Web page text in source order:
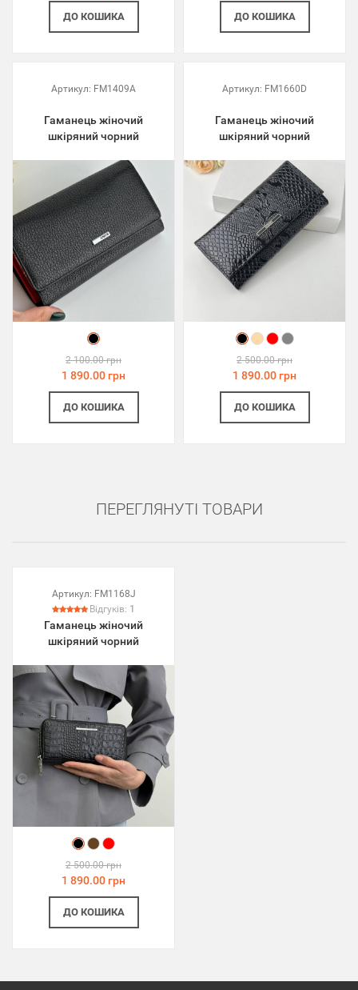
ДО КОШИКА ДО КОШИКА
Артикул: FM1409A
Гаманець жіночий
шкіряний чорний
2 100.00 грн
1 890.00 грн
ДО КОШИКА
Артикул: FM1660D
Гаманець жіночий
шкіряний чорний
2 500.00 грн
1 890.00 грн
ДО КОШИКА
ПЕРЕГЛЯНУТІ ТОВАРИ
Артикул: FM1168J
Відгуків: 1
Гаманець жіночий
шкіряний чорний
2 500.00 грн
1 890.00 грн
ДО КОШИКА